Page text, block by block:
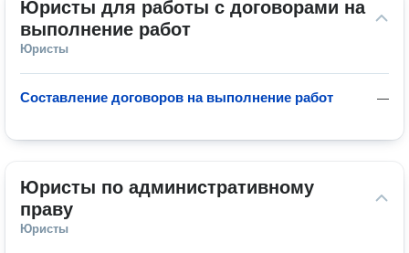
Юристы для работы с договорами на
выполнение работ
Юристы
—
Составление договоров на выполнение работ
Юристы по административному
праву
Юристы